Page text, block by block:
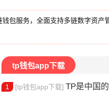
包服务，全面支持多链数字资产
tp钱包app下载
1 [tp钱包app下载] TP是中国的品